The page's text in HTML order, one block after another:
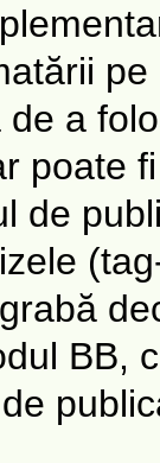
a
poate
de
BB,